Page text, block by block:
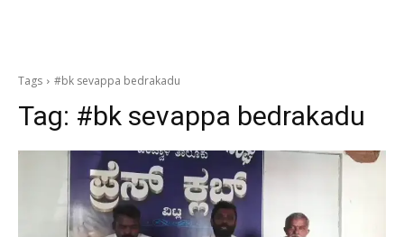
Tags #bk sevappa bedrakadu
Tag: #bk sevappa bedrakadu